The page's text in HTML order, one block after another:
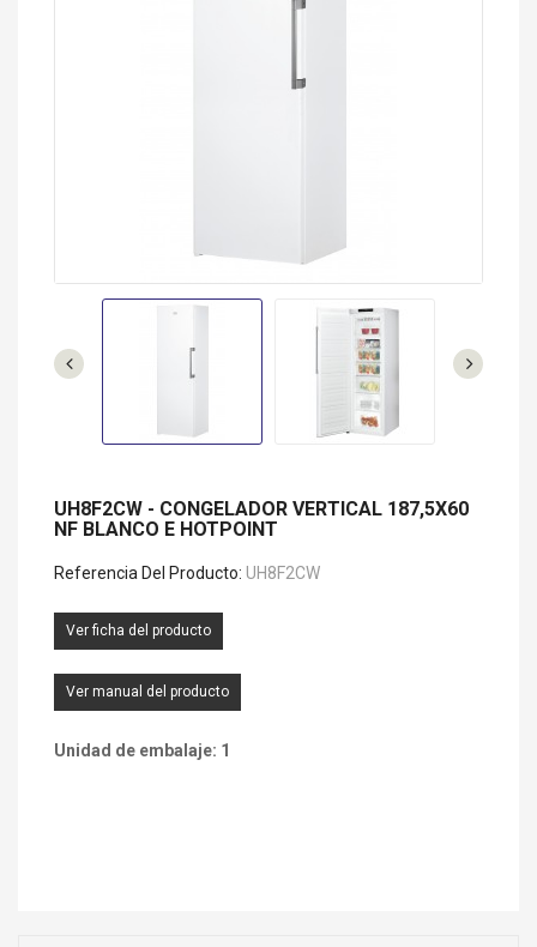
UH8F2CW - CONGELADOR VERTICAL 187,5X60
NF BLANCO E HOTPOINT
Referencia Del Producto: UH8F2CW
Ver ficha del producto
Ver manual del producto
Unidad de embalaje: 1